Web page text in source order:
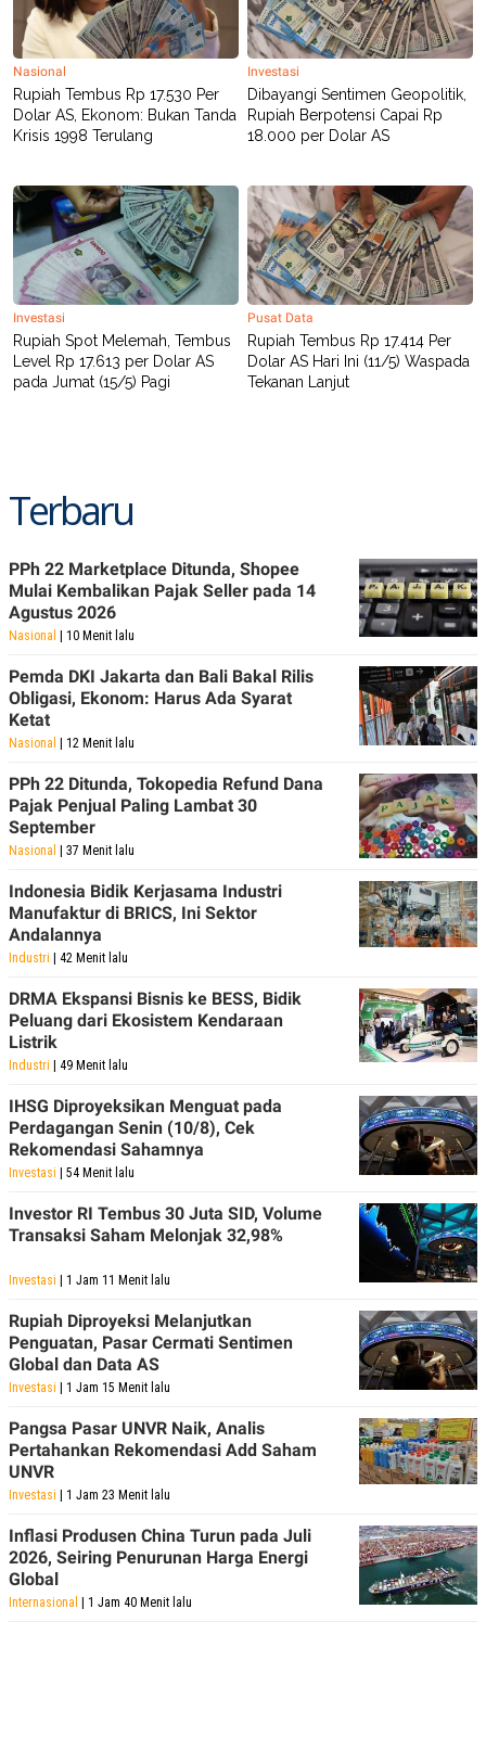
Nasional
Rupiah Tembus Rp 17.530 Per
Dolar AS, Ekonom: Bukan Tanda
Krisis 1998 Terulang
Investasi
Dibayangi Sentimen Geopolitik,
Rupiah Berpotensi Capai Rp
18.000 per Dolar AS
Investasi
Rupiah Spot Melemah, Tembus
Level Rp 17.613 per Dolar AS
pada Jumat (15/5) Pagi
Pusat Data
Rupiah Tembus Rp 17.414 Per
Dolar AS Hari Ini (11/5) Waspada
Tekanan Lanjut
Terbaru
PPh 22 Marketplace Ditunda, Shopee
Mulai Kembalikan Pajak Seller pada 14
Agustus 2026
Nasional | 10 Menit lalu
Pemda DKI Jakarta dan Bali Bakal Rilis
Obligasi, Ekonom: Harus Ada Syarat
Ketat
Nasional | 12 Menit lalu
PPh 22 Ditunda, Tokopedia Refund Dana
Pajak Penjual Paling Lambat 30
September
Nasional | 37 Menit lalu
Indonesia Bidik Kerjasama Industri
Manufaktur di BRICS, Ini Sektor
Andalannya
Industri | 42 Menit lalu
DRMA Ekspansi Bisnis ke BESS, Bidik
Peluang dari Ekosistem Kendaraan
Listrik
Industri | 49 Menit lalu
IHSG Diproyeksikan Menguat pada
Perdagangan Senin (10/8), Cek
Rekomendasi Sahamnya
Investasi | 54 Menit lalu
Investor RI Tembus 30 Juta SID, Volume
Transaksi Saham Melonjak 32,98%
Investasi | 1 Jam 11 Menit lalu
Rupiah Diproyeksi Melanjutkan
Penguatan, Pasar Cermati Sentimen
Global dan Data AS
Investasi | 1 Jam 15 Menit lalu
Pangsa Pasar UNVR Naik, Analis
Pertahankan Rekomendasi Add Saham
UNVR
Investasi | 1 Jam 23 Menit lalu
Inflasi Produsen China Turun pada Juli
2026, Seiring Penurunan Harga Energi
Global
Internasional | 1 Jam 40 Menit lalu